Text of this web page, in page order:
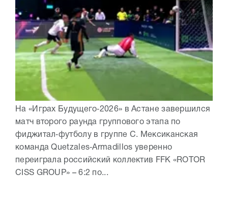
На «Играх Будущего‑2026» в Астане завершился
матч второго раунда группового этапа по
фиджитал‑футболу в группе C. Мексиканская
команда Quetzales‑Armadillos уверенно
переиграла российский коллектив FFK «ROTOR
CISS GROUP» – 6:2 по...